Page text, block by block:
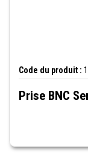
Code du produit :
Prise BNC